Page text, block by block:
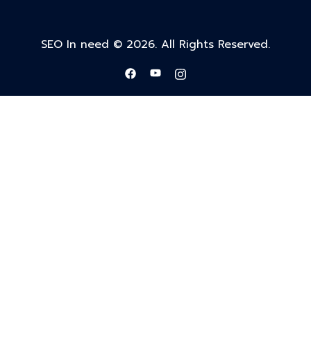
SEO In need © 2026. All Rights Reserved.